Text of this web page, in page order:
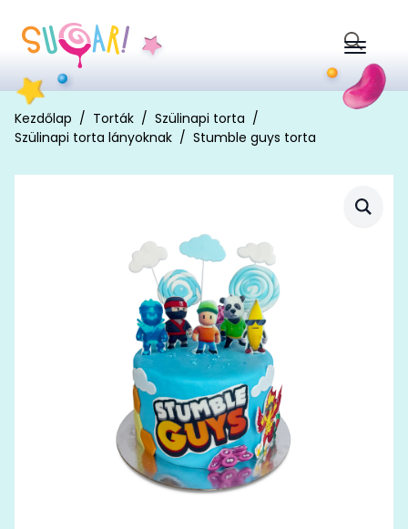
Search
for:
Kezdőlap Torták
Szülinapi torta
Szülinapi torta lányoknak
Stumble guys torta